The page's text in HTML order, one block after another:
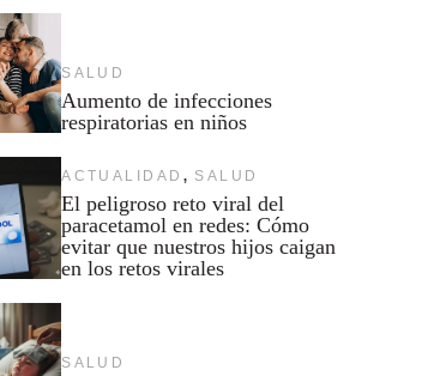
SALUD
Aumento de infecciones
respiratorias en niños
ACTUALIDAD , SALUD
El peligroso reto viral del
paracetamol en redes: Cómo
evitar que nuestros hijos caigan
en los retos virales
SALUD